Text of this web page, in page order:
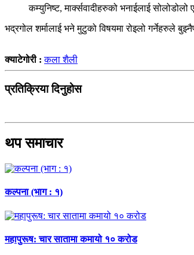
कम्युनिष्ट, मार्क्सवादीहरुको भनाईलाई
भद्रगोल शर्मालाई भने मुटुको विषयमा रोइलो गर्नेहरुले
क्याटेगोरी :कला शैली
प्रतिक्रिया दिनुहोस
थप समाचार
कल्पना (भाग : १)
महापुरूष: चार सातामा कमायो १० करोड